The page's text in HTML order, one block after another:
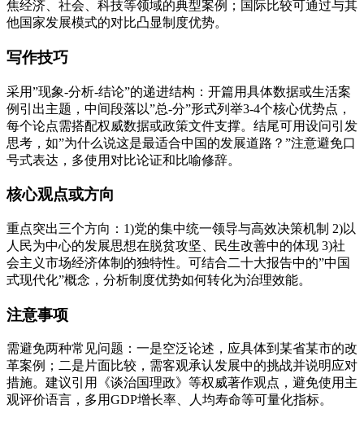
焦经济、社会、科技等领域的典型案例；国际比较可通过与其
他国家发展模式的对比凸显制度优势。
写作技巧
采用”现象-分析-结论”的递进结构：开篇用具体数据或生活案
例引出主题，中间段落以”总-分”形式列举3-4个核心优势点，
每个论点需搭配权威数据或政策文件支撑。结尾可用设问引发
思考，如”为什么说这是最适合中国的发展道路？”注意避免口
号式表达，多使用对比论证和比喻修辞。
核心观点或方向
重点突出三个方向：1)党的集中统一领导与高效决策机制 2)以
人民为中心的发展思想在脱贫攻坚、民生改善中的体现 3)社
会主义市场经济体制的独特性。可结合二十大报告中的”中国
式现代化”概念，分析制度优势如何转化为治理效能。
注意事项
需避免两种常见问题：一是空泛论述，应具体到某省某市的改
革案例；二是片面比较，需客观承认发展中的挑战并说明应对
措施。建议引用《谈治国理政》等权威著作观点，避免使用主
观评价语言，多用GDP增长率、人均寿命等可量化指标。